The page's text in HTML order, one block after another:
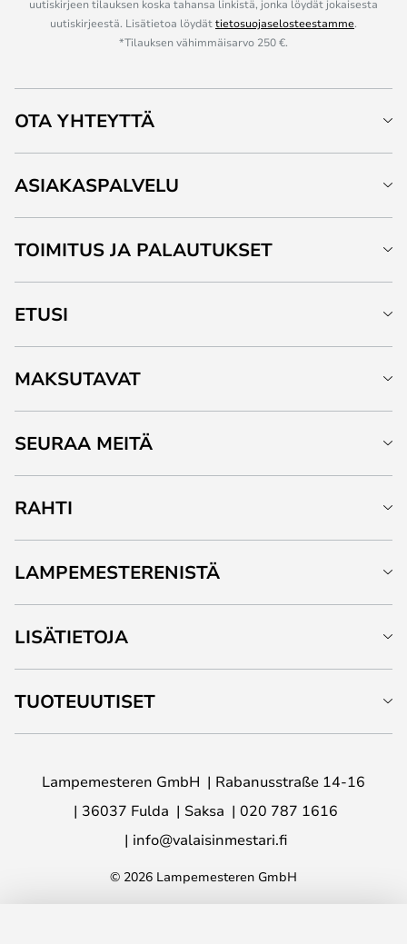
uutiskirjeen tilauksen koska tahansa linkistä, jonka löydät jokaisesta
uutiskirjeestä. Lisätietoa löydättietosuojaselosteestamme.
*Tilauksen vähimmäisarvo 250 €.
OTA YHTEYTTÄ
ASIAKASPALVELU
TOIMITUS JA PALAUTUKSET
ETUSI
MAKSUTAVAT
SEURAA MEITÄ
RAHTI
LAMPEMESTERENISTÄ
LISÄTIETOJA
TUOTEUUTISET
Lampemesteren GmbH
Rabanusstraße 14-16
36037 Fulda
Saksa
020 787 1616
info@valaisinmestari.fi
© 2026 Lampemesteren GmbH